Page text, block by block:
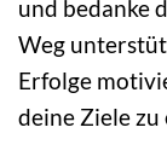
und bedanke
Weg
Erfolge
deine Ziele zu